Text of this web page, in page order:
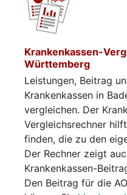
Krankenkassen-
Württemberg
Leistungen, Beitrag
Krankenkassen in
vergleichen. Der
Vergleichsrechner
finden, die zu den
Der Rechner zeigt
Krankenkassen-
Den Beitrag für die